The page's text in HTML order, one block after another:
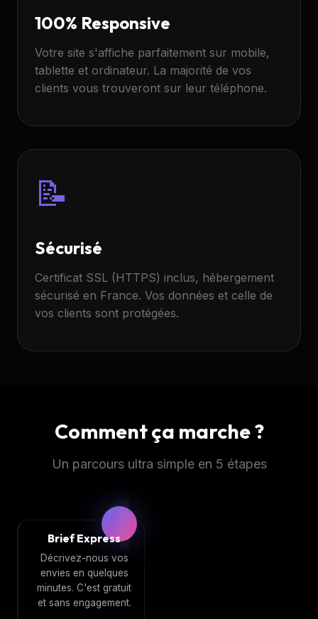
100% Responsive
Votre site s'affiche parfaitement sur mobile,
tablette et ordinateur. La majorité de vos
clients vous trouveront sur leur téléphone.
📝
Sécurisé
Certificat SSL (HTTPS) inclus, hébergement
sécurisé en France. Vos données et celle de
vos clients sont protégées.
Comment ça marche ?
Un parcours ultra simple en 5 étapes
1
Brief Express
Décrivez-nous vos
envies en quelques
minutes. C'est gratuit
et sans engagement.